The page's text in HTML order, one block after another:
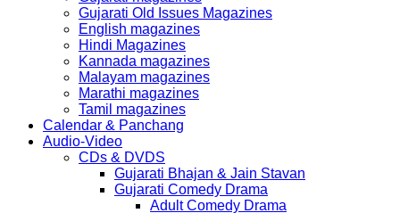
Gujarati Old Issues Magazines
English magazines
Hindi Magazines
Kannada magazines
Malayam magazines
Marathi magazines
Tamil magazines
Calendar & Panchang
Audio-Video
CDs & DVDS
Gujarati Bhajan & Jain Stavan
Gujarati Comedy Drama
Adult Comedy Drama